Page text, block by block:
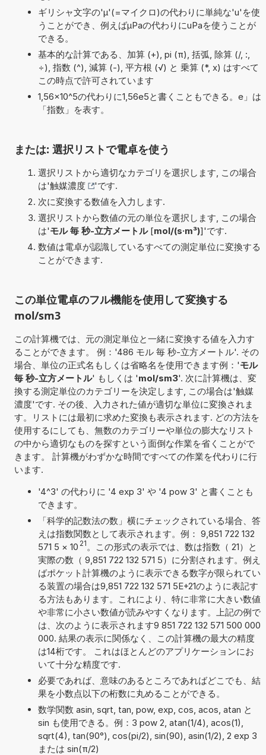
ギリシャ文字の'μ'(=マイクロ)の代わりに単純な'u'を使
うことができ、例えばµPaの代わりにuPaを使うことが
できる。
基本的な計算である、加算 (+), pi (π), 括弧, 除算 (/, :,
÷), 指数 (^), 減算 (-), 平方根 (√) と 乗算 (*, x) はすべて
この時点で許可されています
1,56×10^5の代わりに1,56e5と書くこともできる。e」は
「指数」を表す。
または: 選択リストで電卓を使う
選択リストから適切なカテゴリを選択します, この場合
は'触媒濃度
'です.
次に変換する数値を入力します.
選択リストから数値の元の単位を選択します, この場合
は'モル 毎 秒-立方メートル[mol/(s·m³)]'です.
数値は電卓が認識しているすべての測定単位に変換する
ことができます.
この単位電卓のフル機能を使用して変換する
mol/sm3
この計算機では、元の測定単位と一緒に変換する値を入力す
ることができます。 例：'486 モル 毎 秒-立方メートル'. その
場合、単位の正式名もしくは省略名を使用できます例：'モル
毎 秒-立方メートル' もしくは 'mol/sm3'. 次に計算機は、変
換する測定単位のカテゴリーを決定します, この場合は'触媒
濃度'です. その後、入力された値が適切な単位に変換されま
す。リストには最初に求めた変換も表示されます. どの方法を
使用するにしても、無数のカテゴリーや単位の膨大なリスト
の中から適切なものを探すという面倒な作業を省くことがで
きます。 計算機がわずかな時間ですべての作業を代わりに行
います.
'4^3' の代わりに '4 exp 3' や '4 pow 3' と書くことも
できます。
「科学的記数法の数」横にチェックされている場合、答
えは指数関数として表示されます。例： 9,851 722 132
571 5 × 10 21 。この形式の表示では、数は指数（ 21）と
実際の数（ 9,851 722 132 571 5）に分割されます。例え
ばポケット計算機のように表示できる数字が限られてい
る装置の場合は9,851 722 132 571 5E+21のように表記す
る方法もあります。これにより、特に非常に大きい数値
や非常に小さい数値が読みやすくなります。上記の例で
は、次のように表示されます9 851 722 132 571 500 000
000. 結果の表示に関係なく、この計算機の最大の精度
は14桁です。 これはほとんどのアプリケーションにお
いて十分な精度です.
必要であれば、意味のあるところであればどこでも、結
果を小数点以下の桁数に丸めることができる。
数学関数 asin, sqrt, tan, pow, exp, cos, acos, atan と
sin も使用できる。例：3 pow 2, atan(1/4), acos(1),
sqrt(4), tan(90°), cos(pi/2), sin(90), asin(1/2), 2 exp 3
または sin(π/2)